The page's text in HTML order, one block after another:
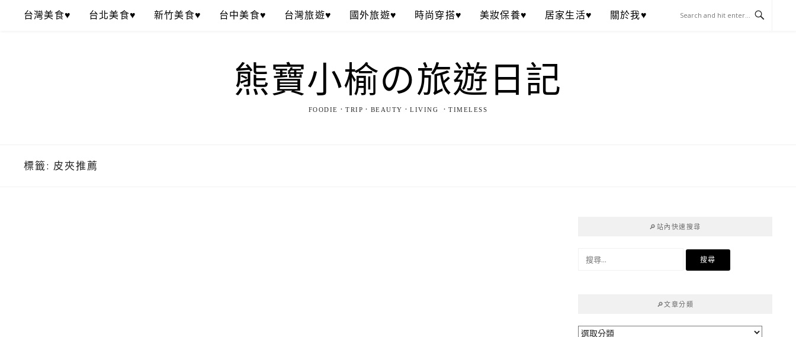
台灣美食♥ 台北美食♥ 新竹美食♥ 台中美食♥ 台灣旅遊♥ 國外旅遊♥ 時尚穿搭♥ 美妝保養♥ 居家生活♥ 關於我♥
熊寶小榆の旅遊日記
FOODIE．TRIP．BEAUTY．LIVING ．TIMELESS
標籤: 皮夾推薦
🔎站內快速搜尋
🔎文章分類
🔎